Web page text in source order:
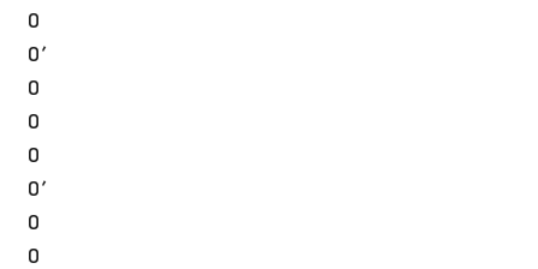
0
0′
0
0
0
0′
0
0